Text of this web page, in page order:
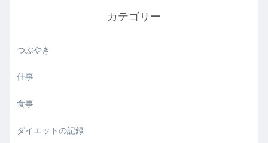
カテゴリー
つぶやき
仕事
食事
ダイエットの記録